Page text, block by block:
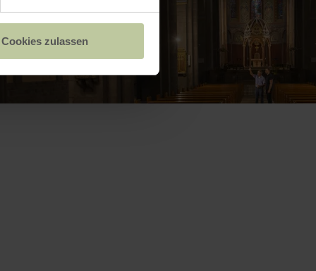
Cookies zulassen